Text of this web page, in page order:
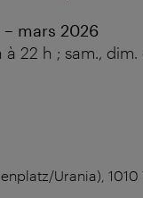
mars 2026
22 h ; sam.,
Urania), 1010